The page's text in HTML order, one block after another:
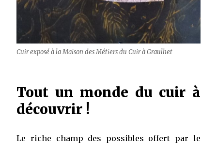
Cuir exposé à la Maison des Métiers du Cuir à Graulhet
Tout un monde du cuir à
découvrir !
Le riche champ des possibles offert par le